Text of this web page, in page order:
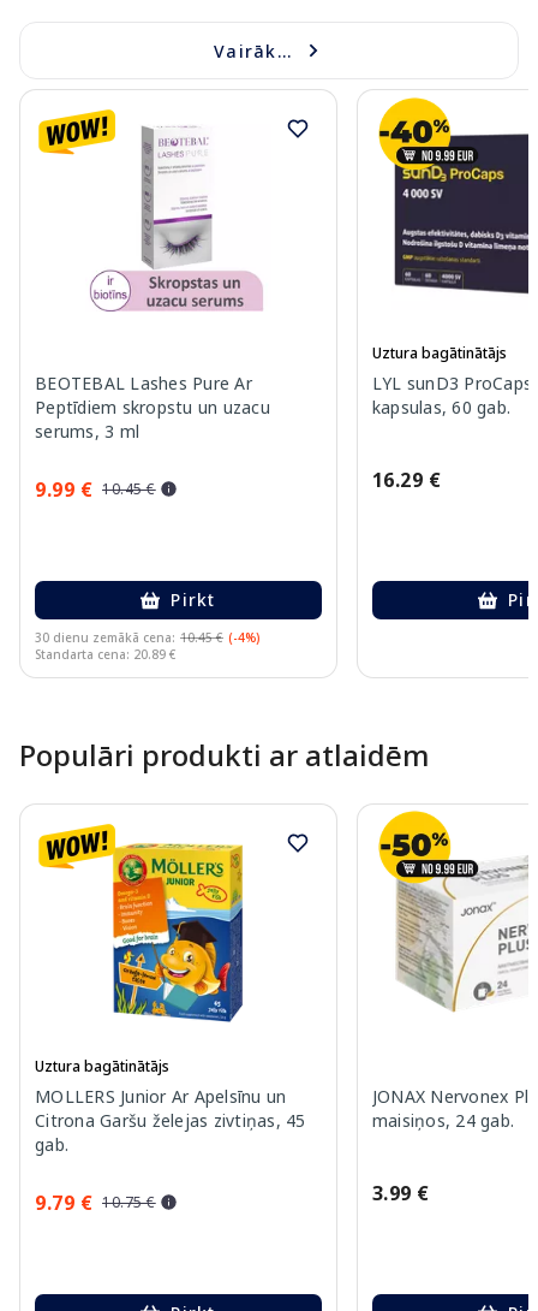
Vairāk...
BEOTEBAL Lashes Pure Ar
Peptīdiem skropstu un uzacu
serums, 3 ml
9.99 € 10.45 €
Pirkt
30 dienu zemākā cena: 10.45 € (-4%)
Standarta cena: 20.89 €
Uztura bagātinātājs
LYL sunD3 ProCaps
kapsulas, 60 gab.
16.29 €
Populāri produkti ar atlaidēm
Uztura bagātinātājs
MOLLERS Junior Ar Apelsīnu un
Citrona Garšu želejas zivtiņas, 45
gab.
9.79 € 10.75 €
JONAX Nervonex
maisiņos, 24 gab.
3.99 €